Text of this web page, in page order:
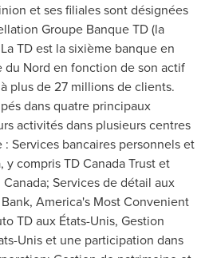
et ses filiales sont désignées
Groupe Banque TD (la
TD est la sixième banque en
Nord en fonction de son actif
plus de 27 millions de clients.
dans quatre principaux
activités dans plusieurs centres
Services bancaires personnels et
y compris TD Canada Trust et
Services de détail aux
America's Most Convenient
TD aux États-Unis, Gestion
Unis et une participation dans